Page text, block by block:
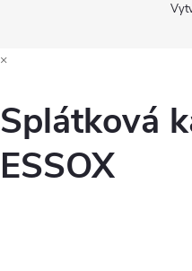
×
Splátková
ESSOX